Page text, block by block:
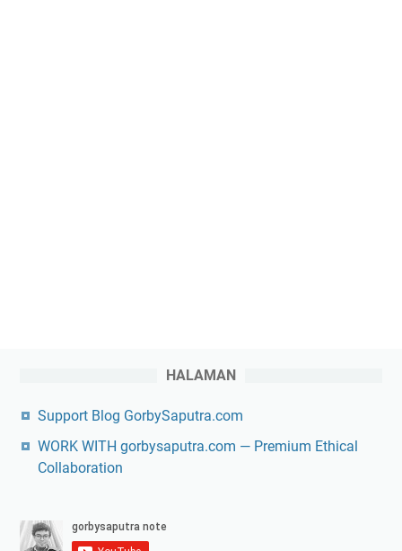
HALAMAN
Support Blog GorbySaputra.com
WORK WITH gorbysaputra.com — Premium Ethical
Collaboration